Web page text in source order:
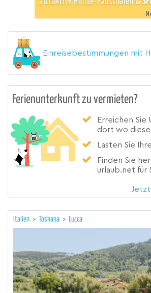
Einreisebestimmungen mit
Ferienunterkunft zu vermieten?
Erreichen Sie
dort wo diese
Lasten Sie Ihre
Finden Sie
urlaub.net für
Italien > Toskana > Lucca